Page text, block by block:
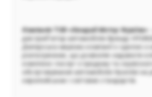
Компанія ТOВ «Хюндай Мотор Україна»
дистриб’ютор автомобілів бренду
Дилерська мережа компанії є однією з
розгалужених, що дозволяє надавати
комплекс послуг з продажу та сервісного
обслуговування автомобілів Hyundai на
європейських і світових стандартів.